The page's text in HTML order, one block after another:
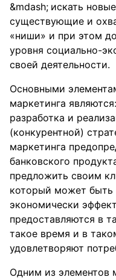
искать
существующие и
«ниши» и при этом
уровня социально-
своей деятельности.
Основными
маркетинга
разработка и
(конкурентной)
маркетинга
банковского
предложить своим
который может быть
экономически
предоставляются в
такое время и в
удовлетворяют
Одним из элементов